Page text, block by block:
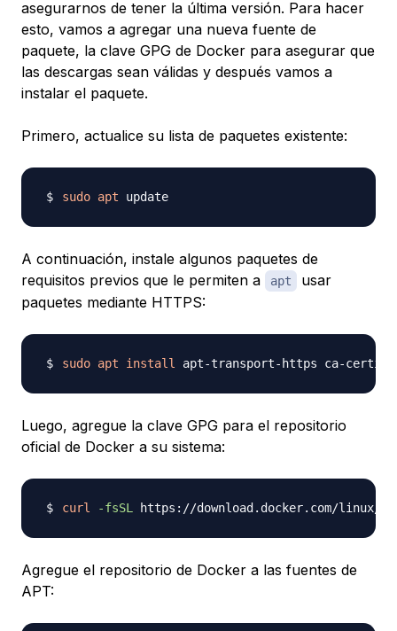
asegurarnos de tener la última versión. Para hacer
esto, vamos a agregar una nueva fuente de
paquete, la clave GPG de Docker para asegurar que
las descargas sean válidas y después vamos a
instalar el paquete.
Primero, actualice su lista de paquetes existente:
sudo apt
A continuación, instale algunos paquetes de
requisitos previos que le permiten a
apt
usar
paquetes mediante HTTPS:
sudo apt install apt-transport-https ca-
Luego, agregue la clave GPG para el repositorio
oficial de Docker a su sistema:
curl -fsSL https://download.docker.com/linux/
Agregue el repositorio de Docker a las fuentes de
APT: